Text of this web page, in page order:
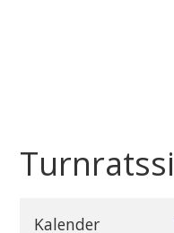
Kalender